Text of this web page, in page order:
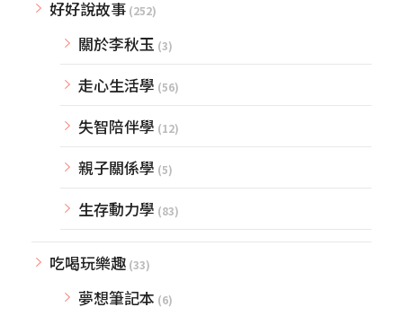
好好說故事 (252)
關於李秋玉 (3)
走心生活學 (56)
失智陪伴學 (12)
親子關係學 (5)
生存動力學 (83)
吃喝玩樂趣 (33)
夢想筆記本 (6)